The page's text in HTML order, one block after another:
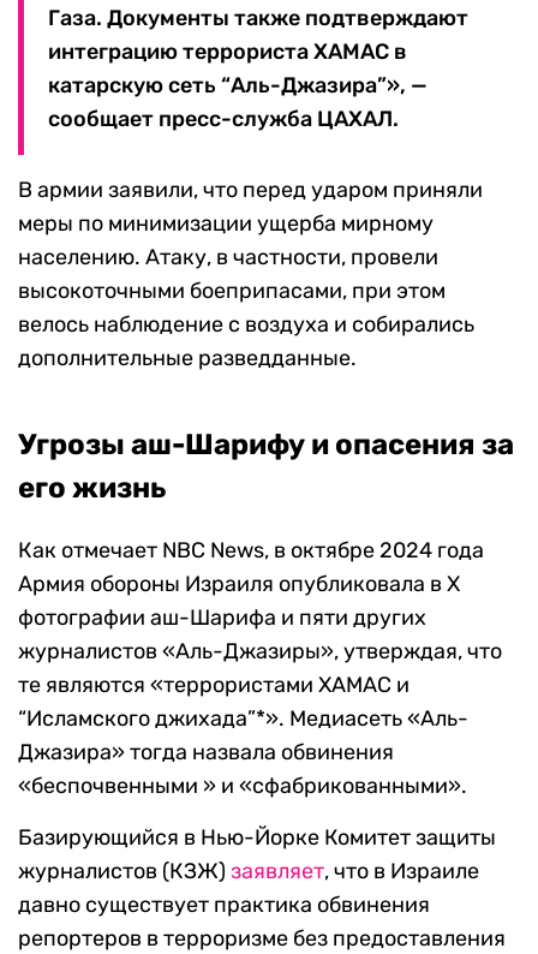
Газа. Документы также подтверждают
интеграцию террориста ХАМАС в
катарскую сеть “Аль-Джазира”», —
сообщает пресс-служба ЦАХАЛ.
В армии заявили, что перед ударом приняли
меры по минимизации ущерба мирному
населению. Атаку, в частности, провели
высокоточными боеприпасами, при этом
велось наблюдение с воздуха и собирались
дополнительные разведданные.
Угрозы аш-Шарифу и опасения за
его жизнь
Как отмечает NBC News, в октябре 2024 года
Армия обороны Израиля опубликовала в X
фотографии аш-Шарифа и пяти других
журналистов «Аль-Джазиры», утверждая, что
те являются «террористами ХАМАС и
“Исламского джихада”*». Медиасеть «Аль-
Джазира» тогда назвала обвинения
«беспочвенными » и «сфабрикованными».
Базирующийся в Нью-Йорке Комитет защиты
журналистов (КЗЖ) заявляет, что в Израиле
давно существует практика обвинения
репортеров в терроризме без предоставления